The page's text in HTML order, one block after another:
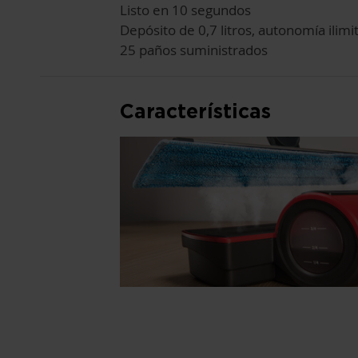
Listo en 10 segundos
Depósito de 0,7 litros, autonomía
25 paños suministrados
Características